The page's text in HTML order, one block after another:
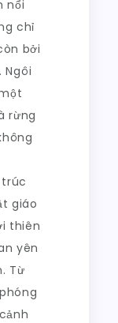
nổi
chỉ
bởi
rừng
giáo
thiên
yên
Từ